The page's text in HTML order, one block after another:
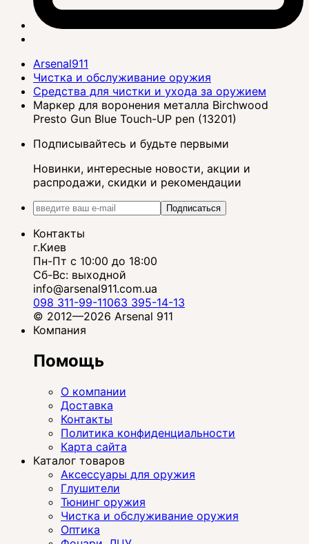
Arsenal911
Чистка и обслуживание оружия
Средства для чистки и ухода за оружием
Маркер для воронения металла Birchwood
Presto Gun Blue Touch-UP pen (13201)
Подписывайтесь и будьте первыми
Новинки, интересные новости, акции и
распродажи, скидки и рекомендации
Подписаться
Контакты
г.Киев
Пн-Пт с 10:00 до 18:00
Сб-Вс: выходной
info@arsenal911.com.ua
098 311-99-11063 395-14-13
© 2012—2026 Arsenal 911
Компания
Помощь
О компании
Доставка
Контакты
Политика конфиденциальности
Карта сайта
Каталог товаров
Аксессуары для оружия
Глушители
Тюнинг оружия
Чистка и обслуживание оружия
Оптика